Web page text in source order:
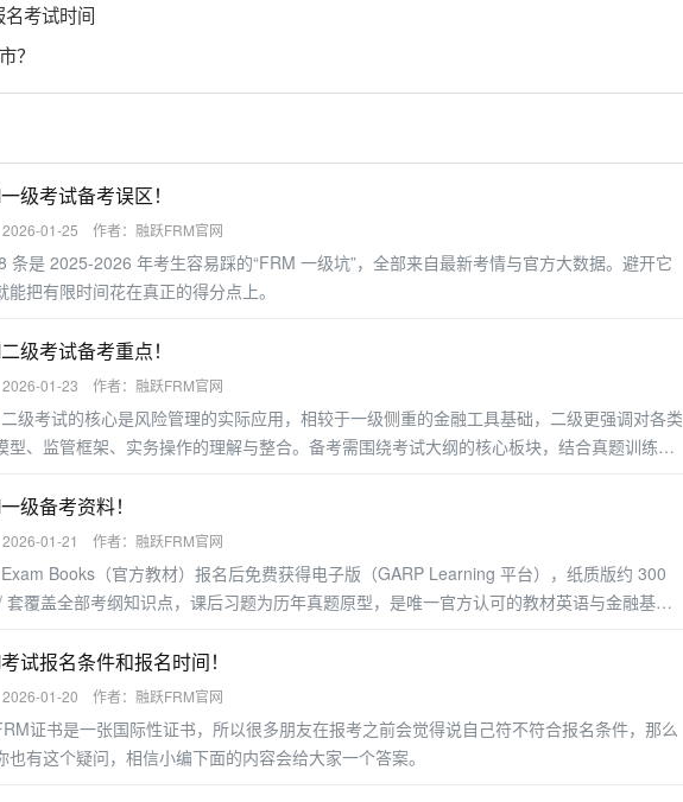
考试时间
？
级考试备考误区！
2026-01-25 作者：融跃FRM官网
条是 2025-2026 年考生容易踩的“FRM 一级坑”，全部来自最新考情与官方大数据。避开它
能把有限时间花在真正的得分点上。
级考试备考重点！
2026-01-23 作者：融跃FRM官网
级考试的核心是风险管理的实际应用，相较于一级侧重的金融工具基础，二级更强调对各类
型、监管框架、实务操作的理解与整合。备考需围绕考试大纲的核心板块，结合真题训练掌
级备考资料！
2026-01-21 作者：融跃FRM官网
Books（官方教材）报名后免费获得电子版（GARP Learning 平台），纸质版约 300
套覆盖全部考纲知识点，课后习题为历年真题原型，是唯一官方认可的教材英语与金融基础
试报名条件和报名时间！
2026-01-20 作者：融跃FRM官网
证书是一张国际性证书，所以很多朋友在报考之前会觉得说自己符不符合报名条件，那么
也有这个疑问，相信小编下面的内容会给大家一个答案。